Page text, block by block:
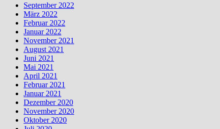
September 2022
März 2022
Februar 2022
Januar 2022
November 2021
August 2021
Juni 2021
Mai 2021
April 2021
Februar 2021
Januar 2021
Dezember 2020
November 2020
Oktober 2020